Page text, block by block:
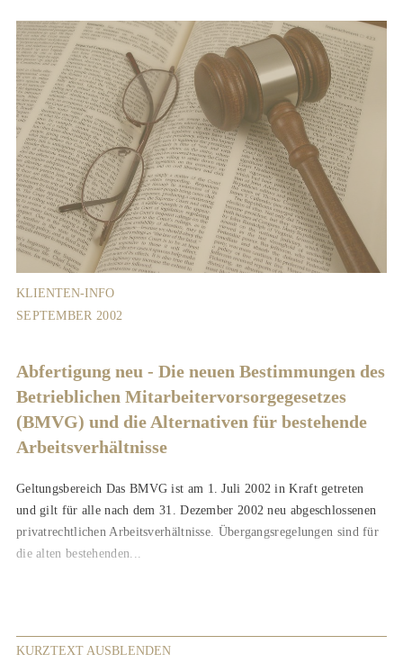
KLIENTEN-INFO
SEPTEMBER 2002
Abfertigung neu - Die neuen Bestimmungen des
Betrieblichen Mitarbeitervorsorgegesetzes
(BMVG) und die Alternativen für bestehende
Arbeitsverhältnisse
Geltungsbereich Das BMVG ist am 1. Juli 2002 in Kraft getreten
und gilt für alle nach dem 31. Dezember 2002 neu abgeschlossenen
privatrechtlichen Arbeitsverhältnisse. Übergangsregelungen sind für
die alten bestehenden...
KURZTEXT AUSBLENDEN